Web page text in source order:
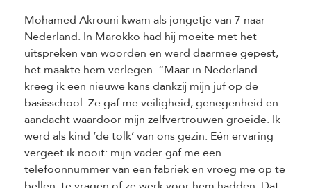
Mohamed Akrouni kwam als jongetje van 7 naar
Nederland. In Marokko had hij moeite met het
uitspreken van woorden en werd daarmee gepest,
het maakte hem verlegen. “Maar in Nederland
kreeg ik een nieuwe kans dankzij mijn juf op de
basisschool. Ze gaf me veiligheid, genegenheid en
aandacht waardoor mijn zelfvertrouwen groeide. Ik
werd als kind ‘de tolk’ van ons gezin. Eén ervaring
vergeet ik nooit: mijn vader gaf me een
telefoonnummer van een fabriek en vroeg me op te